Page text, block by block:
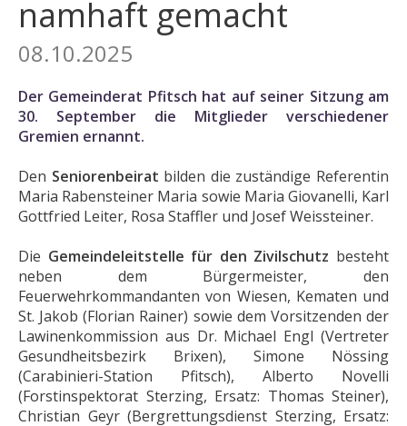
namhaft gemacht
08.10.2025
Der Gemeinderat Pfitsch hat auf seiner Sitzung am
30. September die Mitglieder verschiedener
Gremien ernannt.
Den Seniorenbeirat bilden die zuständige Referentin
Maria Rabensteiner Maria sowie Maria Giovanelli, Karl
Gottfried Leiter, Rosa Staffler und Josef Weissteiner.
Die Gemeindeleitstelle für den Zivilschutz besteht
neben dem Bürgermeister, den
Feuerwehrkommandanten von Wiesen, Kematen und
St. Jakob (Florian Rainer) sowie dem Vorsitzenden der
Lawinenkommission aus Dr. Michael Engl (Vertreter
Gesundheitsbezirk Brixen), Simone Nössing
(Carabinieri-Station Pfitsch), Alberto Novelli
(Forstinspektorat Sterzing, Ersatz: Thomas Steiner),
Christian Geyr (Bergrettungsdienst Sterzing, Ersatz: